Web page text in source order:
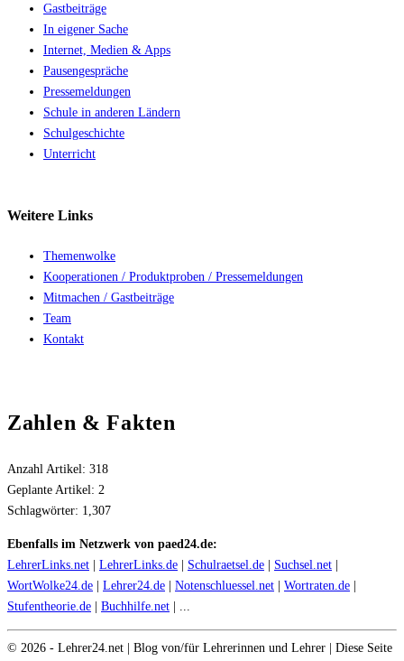
Gastbeiträge
In eigener Sache
Internet, Medien & Apps
Pausengespräche
Pressemeldungen
Schule in anderen Ländern
Schulgeschichte
Unterricht
Weitere Links
Themenwolke
Kooperationen / Produktproben / Pressemeldungen
Mitmachen / Gastbeiträge
Team
Kontakt
Zahlen & Fakten
Anzahl Artikel: 318
Geplante Artikel: 2
Schlagwörter: 1,307
Ebenfalls im Netzwerk von paed24.de:
LehrerLinks.net
LehrerLinks.de Schulraetsel.de Suchsel.net
WortWolke24.de
Lehrer24.de Notenschluessel.net Wortraten.de
Stufentheorie.de
Buchhilfe.net | ...
© 2026 - Lehrer24.net | Blog von/für Lehrerinnen und Lehrer | Diese Seite